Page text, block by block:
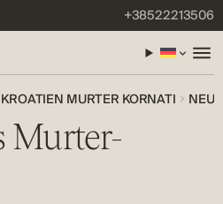
+38522213506
MURTER KORNATI
Murter-